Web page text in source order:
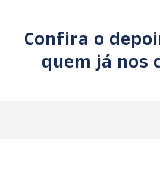
Confira o
quem já nos